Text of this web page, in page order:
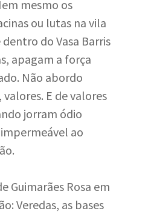
mesmo os
ou lutas na vila
do Vasa Barris
apagam a força
Não abordo
E de valores
jorram ódio
ao
Guimarães Rosa em
Veredas, as bases